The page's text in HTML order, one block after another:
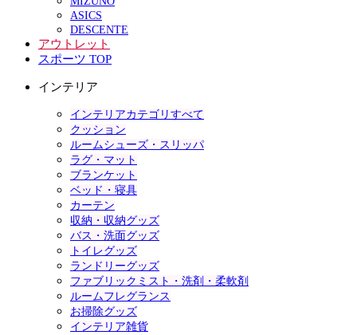
ASICS
DESCENTE
アウトレット
スポーツ TOP
インテリア
インテリアカテゴリすべて
クッション
ルームシューズ・スリッパ
ラグ・マット
ブランケット
ベッド・寝具
カーテン
収納・収納グッズ
バス・洗面グッズ
トイレグッズ
ランドリーグッズ
ファブリックミスト・洗剤・柔軟剤
ルームフレグランス
お掃除グッズ
インテリア雑貨